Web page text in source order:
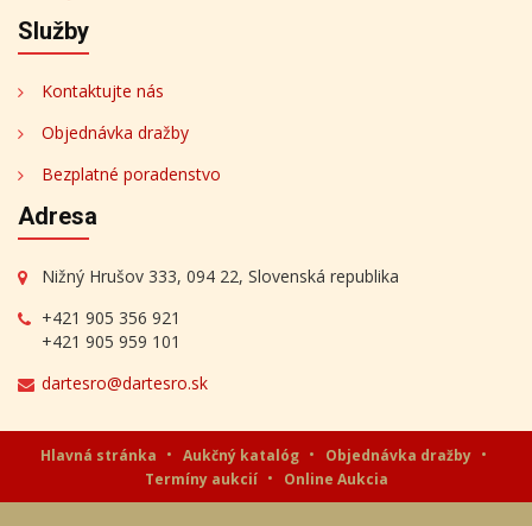
Služby
Kontaktujte nás
Objednávka dražby
Bezplatné poradenstvo
Adresa
Nižný Hrušov 333, 094 22, Slovenská republika
+421 905 356 921
+421 905 959 101
dartesro@dartesro.sk
Hlavná stránka Aukčný katalóg
Objednávka dražby
Termíny aukcií
Online Aukcia